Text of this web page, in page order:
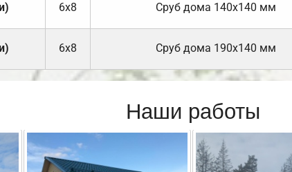
6х8 Cруб дома 140х140 мм
6х8 Cруб дома 190х140 мм
Наши работы